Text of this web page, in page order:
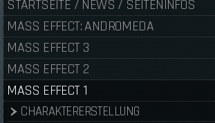
STARTSEITE / NEWS / SEITENINFOS
MASS EFFECT: ANDROMEDA
MASS EFFECT 3
MASS EFFECT 2
MASS EFFECT 1
CHARAKTERERSTELLUNG